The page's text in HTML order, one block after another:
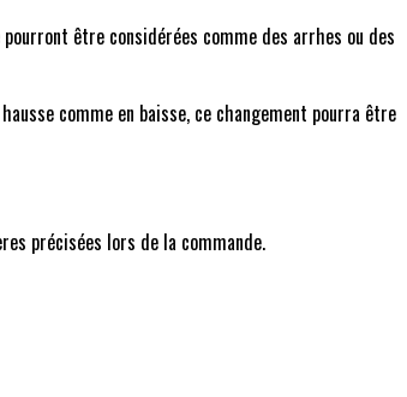
être considérées comme des arrhes ou des
comme en baisse, ce changement pourra être
précisées lors de la commande.